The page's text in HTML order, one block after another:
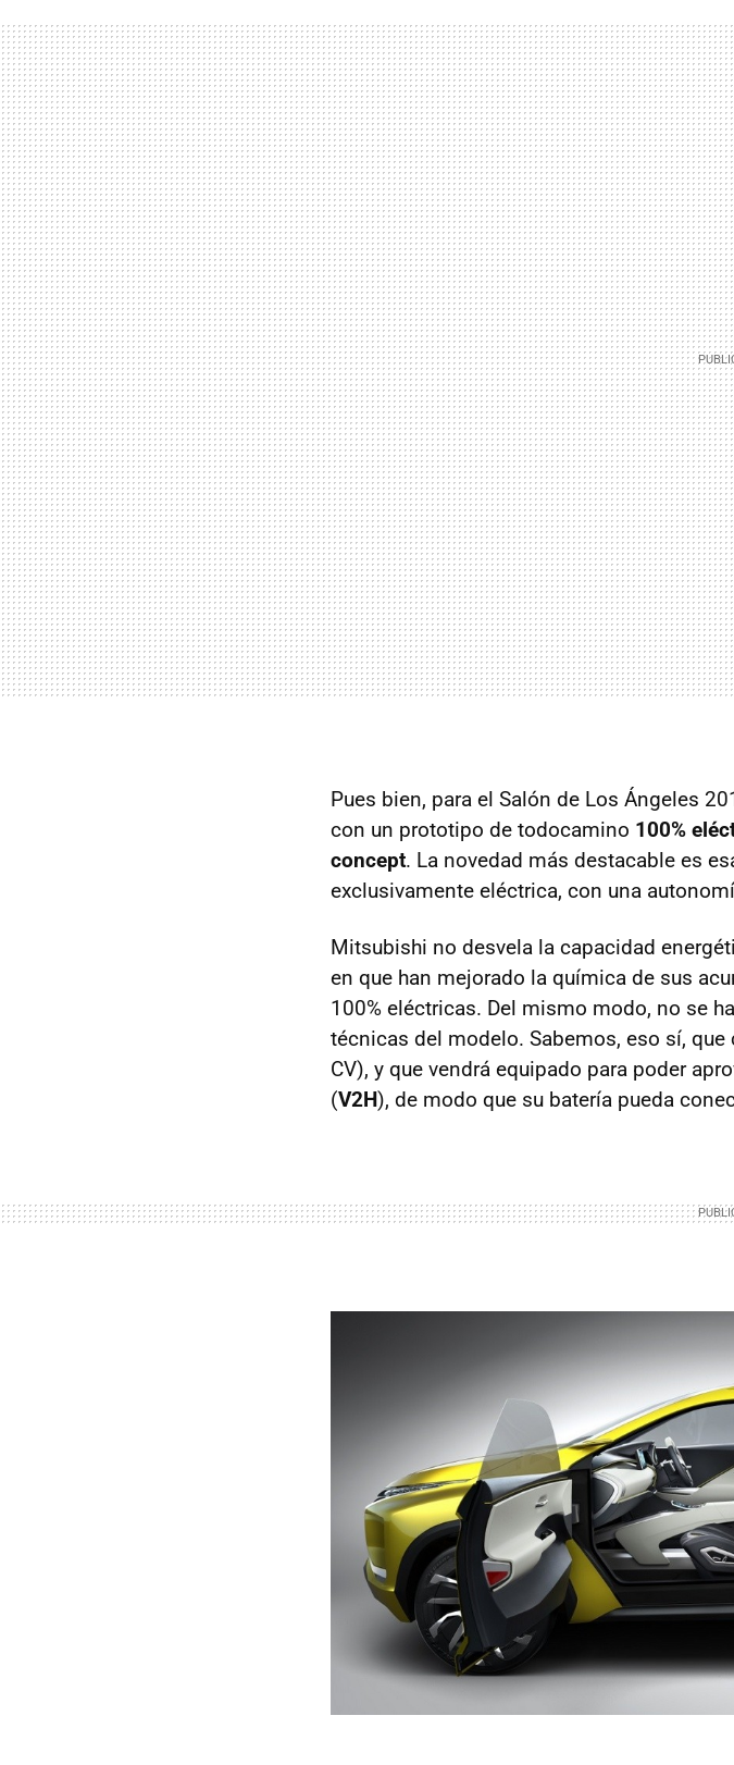
Pues bien, para el Salón de Los Ángeles
con un prototipo de todocamino 100%
concept. La novedad más destacable es
exclusivamente eléctrica, con una
Mitsubishi no desvela la capacidad
en que han mejorado la química de sus
100% eléctricas. Del mismo modo, no se
técnicas del modelo. Sabemos, eso sí,
CV), y que vendrá equipado para poder
(V2H), de modo que su batería pueda